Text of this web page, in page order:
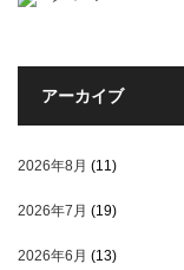
アーカイブ
2026年8月 (11)
2026年7月 (19)
2026年6月 (13)